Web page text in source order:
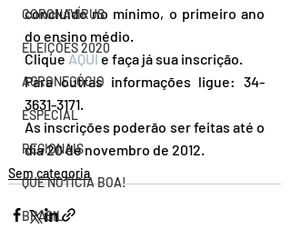
CORONAVÍRUS
ELEIÇÕES 2020
AGRONEGÓCIO
ESPECIAL
REGIONAIS
QUE NOTÍCIA BOA!
BRASIL
concluído no mínimo, o primeiro ano
do ensino médio.
Clique AQUI e faça já sua inscrição.
Para outras informações ligue: 34-
3631-3171.
As inscrições poderão ser feitas até o
dia 20 de novembro de 2012.
Sem categoria